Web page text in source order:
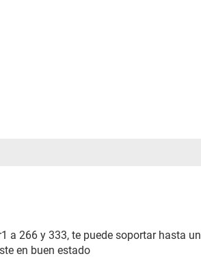
a 266 y 333, te puede soportar hasta un
en buen estado